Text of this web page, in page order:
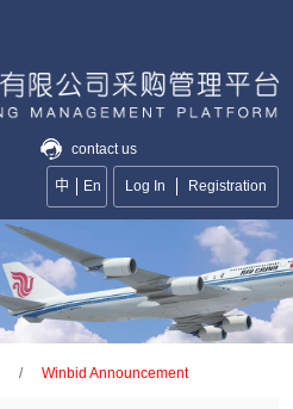
contact us
中 En Log In Registration
/ Winbid Announcement